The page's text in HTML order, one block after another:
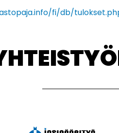
fi/db/